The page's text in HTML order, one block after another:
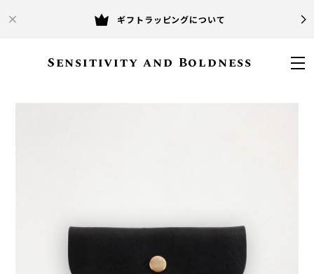
ギフトラッピングについて
Sensitivity and Boldness